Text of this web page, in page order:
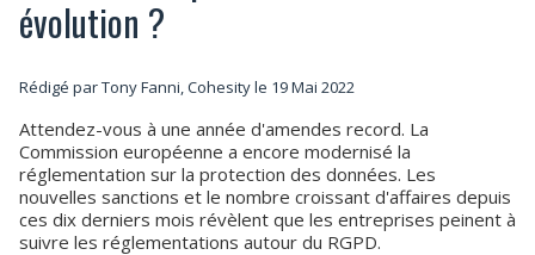
évolution ?
Rédigé par Tony Fanni, Cohesity le 19 Mai 2022
Attendez-vous à une année d'amendes record. La
Commission européenne a encore modernisé la
réglementation sur la protection des données. Les
nouvelles sanctions et le nombre croissant d'affaires depuis
ces dix derniers mois révèlent que les entreprises peinent à
suivre les réglementations autour du RGPD.